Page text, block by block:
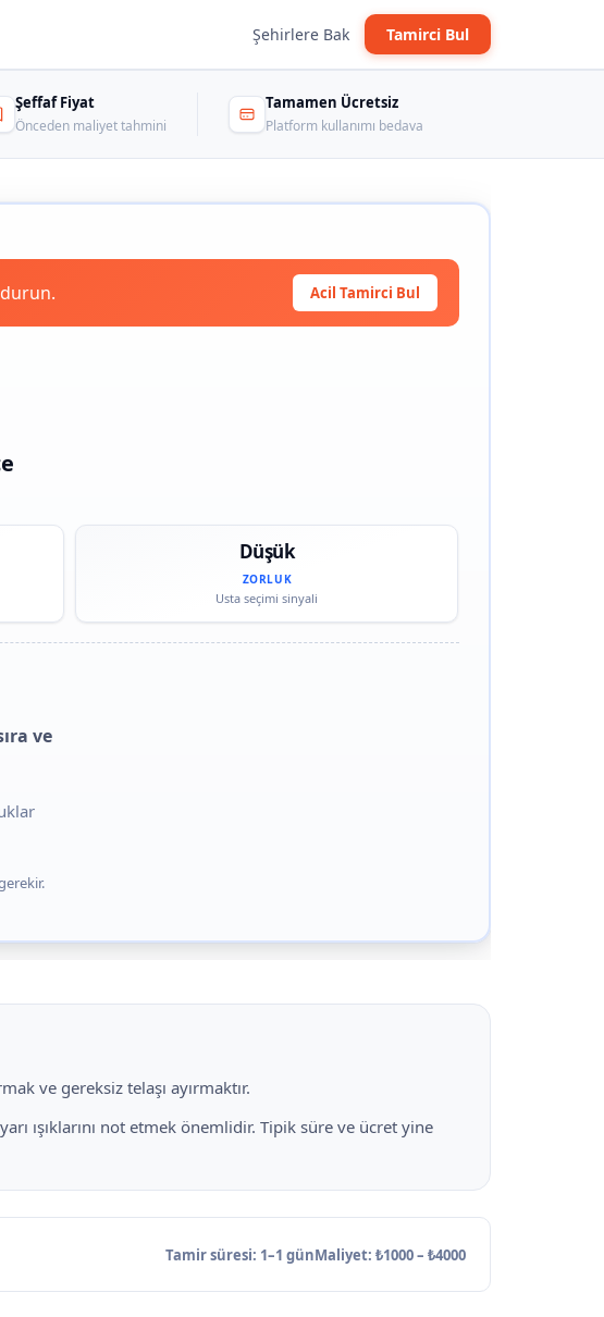
Şehirlere Bak Tamirci Bul
Şeffaf Fiyat
Önceden maliyet tahmini
Tamamen Ücretsiz
Platform kullanımı bedava
Acil Tamirci Bul
Düşük
ZORLUK
Usta seçimi sinyali
ve
ve gereksiz telaşı ayırmaktır.
ışıklarını not etmek önemlidir. Tipik süre ve ücret yine
Tamir süresi: 1–1 günMaliyet: ₺1000 – ₺4000